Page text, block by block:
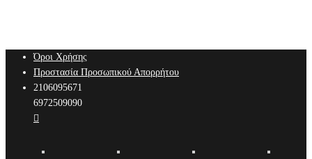
Όροι Χρήσης
Προστασία Προσωπικού Απορρήτου
2106095671
6972509090
